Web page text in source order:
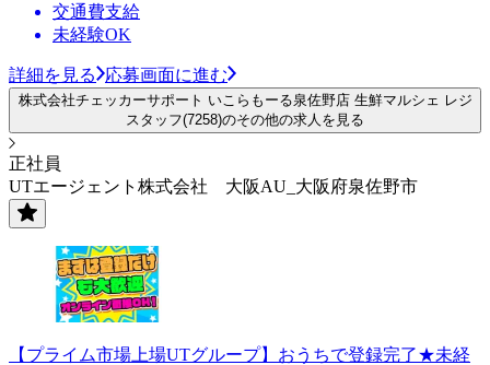
交通費支給
未経験OK
詳細を見る 応募画面に進む
株式会社チェッカーサポート いこらもーる泉佐野店 生鮮マルシェ レジ
スタッフ(7258)のその他の求人を見る
正社員
UTエージェント株式会社 大阪AU_大阪府泉佐野市
【プライム市場上場UTグループ】おうちで登録完了★未経